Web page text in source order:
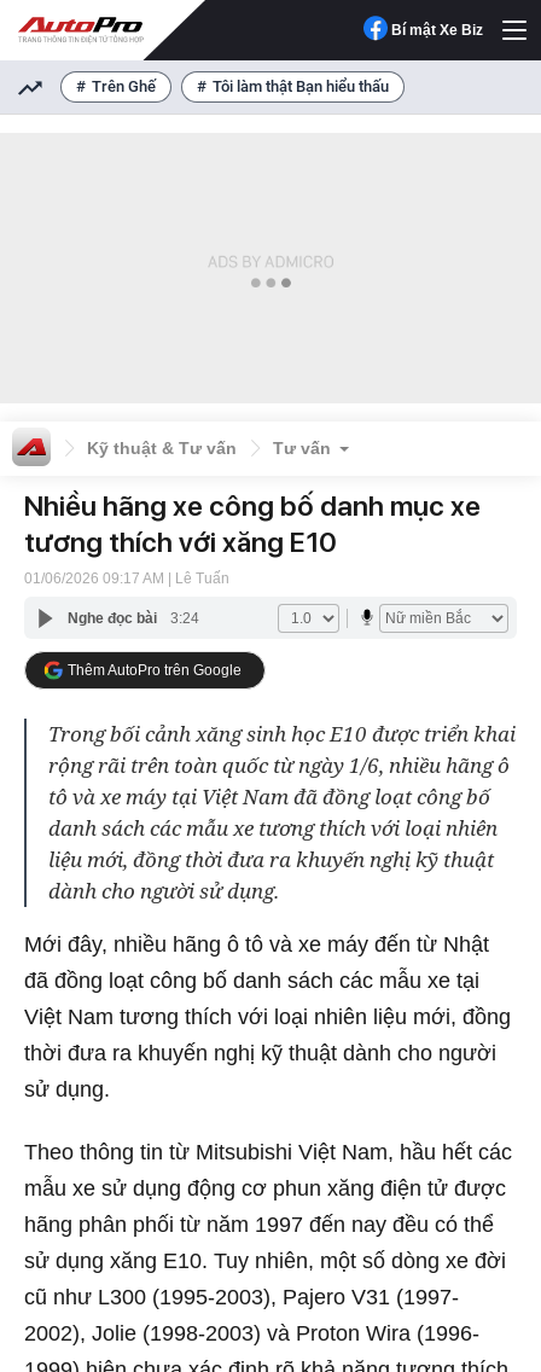
Bí mật Xe Biz
Trên Ghế Tôi làm thật Bạn hiểu thấu
Kỹ thuật & Tư vấn Tư vấn
Nhiều hãng xe công bố danh mục xe
tương thích với xăng E10
01/06/2026 09:17 AM | Lê Tuấn
Nghe đọc bài 3:24
Thêm AutoPro trên Google
Trong bối cảnh xăng sinh học E10 được triển khai
rộng rãi trên toàn quốc từ ngày 1/6, nhiều hãng ô
tô và xe máy tại Việt Nam đã đồng loạt công bố
danh sách các mẫu xe tương thích với loại nhiên
liệu mới, đồng thời đưa ra khuyến nghị kỹ thuật
dành cho người sử dụng.
Mới đây, nhiều hãng ô tô và xe máy đến từ Nhật
đã đồng loạt công bố danh sách các mẫu xe tại
Việt Nam tương thích với loại nhiên liệu mới, đồng
thời đưa ra khuyến nghị kỹ thuật dành cho người
sử dụng.
Theo thông tin từ Mitsubishi Việt Nam, hầu hết các
mẫu xe sử dụng động cơ phun xăng điện tử được
hãng phân phối từ năm 1997 đến nay đều có thể
sử dụng xăng E10. Tuy nhiên, một số dòng xe đời
cũ như L300 (1995-2003), Pajero V31 (1997-
2002), Jolie (1998-2003) và Proton Wira (1996-